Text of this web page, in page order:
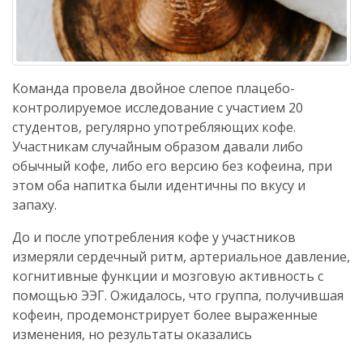
Команда провела двойное слепое плацебо-
контролируемое исследование с участием 20
студентов, регулярно употребляющих кофе.
Участникам случайным образом давали либо
обычный кофе, либо его версию без кофеина, при
этом оба напитка были идентичны по вкусу и
запаху.
До и после употребления кофе у участников
измеряли сердечный ритм, артериальное давление,
когнитивные функции и мозговую активность с
помощью ЭЭГ. Ожидалось, что группа, получившая
кофеин, продемонстрирует более выраженные
изменения, но результаты оказались